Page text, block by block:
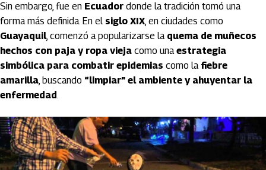
Sin embargo, fue en Ecuador donde la tradición tomó una
forma más definida. En el siglo XIX, en ciudades como
Guayaquil, comenzó a popularizarse la quema de muñecos
hechos con paja y ropa vieja como unaestrategia
simbólica para combatir epidemias como la fiebre
amarilla, buscando “limpiar” el ambiente y ahuyentar la
enfermedad.